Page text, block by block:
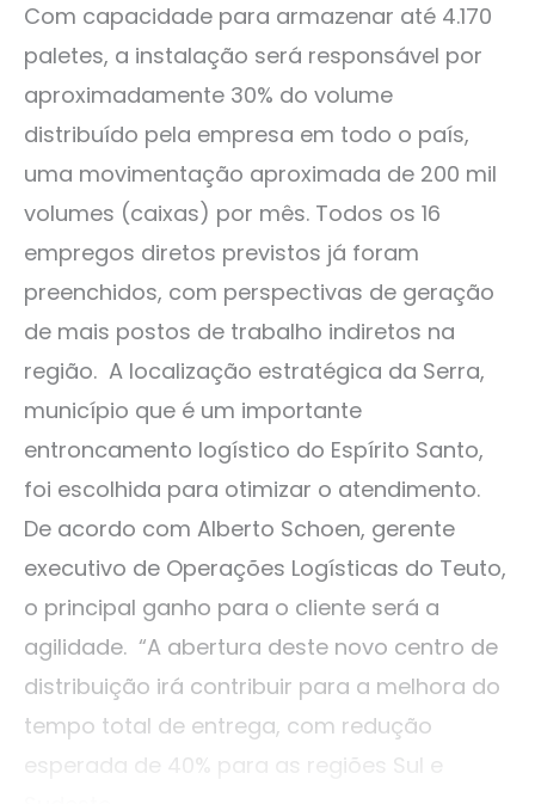
Com capacidade para armazenar até 4.170
paletes, a instalação será responsável por
aproximadamente 30% do volume
distribuído pela empresa em todo o país,
uma movimentação aproximada de 200 mil
volumes (caixas) por mês. Todos os 16
empregos diretos previstos já foram
preenchidos, com perspectivas de geração
de mais postos de trabalho indiretos na
região. A localização estratégica da Serra,
município que é um importante
entroncamento logístico do Espírito Santo,
foi escolhida para otimizar o atendimento.
De acordo com Alberto Schoen, gerente
executivo de Operações Logísticas do Teuto,
o principal ganho para o cliente será a
agilidade. “A abertura deste novo centro de
distribuição irá contribuir para a melhora do
tempo total de entrega, com redução
esperada de 40% para as regiões Sul e